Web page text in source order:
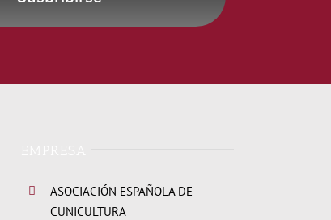
ASOCIACIÓN ESPAÑOLA DE
CUNICULTURA